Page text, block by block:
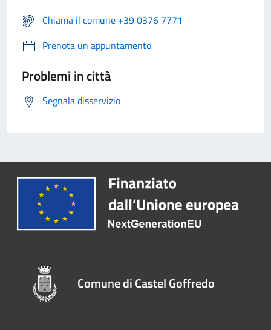
Chiama il comune +39 0376 7771
Prenota un appuntamento
Problemi in città
Segnala disservizio
Comune di Castel Goffredo